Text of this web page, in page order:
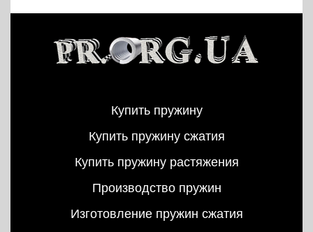
Купить пружину
Купить пружину сжатия
Купить пружину растяжения
Производство пружин
Изготовление пружин сжатия